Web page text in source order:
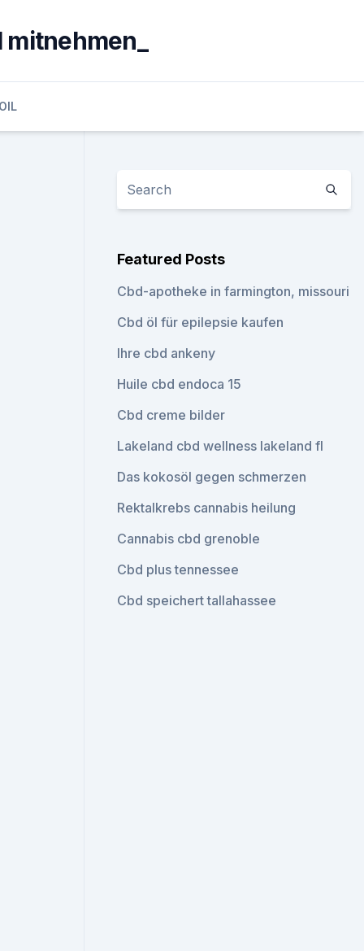
Featured Posts
Cbd-apotheke in farmington, missouri
Cbd öl für epilepsie kaufen
Ihre cbd ankeny
Huile cbd endoca 15
Cbd creme bilder
Lakeland cbd wellness lakeland fl
Das kokosöl gegen schmerzen
Rektalkrebs cannabis heilung
Cannabis cbd grenoble
Cbd plus tennessee
Cbd speichert tallahassee